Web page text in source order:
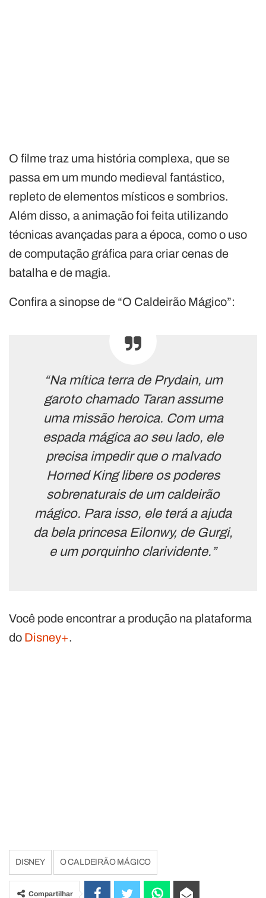
O filme traz uma história complexa, que se
passa em um mundo medieval fantástico,
repleto de elementos místicos e sombrios.
Além disso, a animação foi feita utilizando
técnicas avançadas para a época, como o uso
de computação gráfica para criar cenas de
batalha e de magia.
Confira a sinopse de “O Caldeirão Mágico”:
“Na mítica terra de Prydain, um
garoto chamado Taran assume
uma missão heroica. Com uma
espada mágica ao seu lado, ele
precisa impedir que o malvado
Horned King libere os poderes
sobrenaturais de um caldeirão
mágico. Para isso, ele terá a ajuda
da bela princesa Eilonwy, de Gurgi,
e um porquinho clarividente.”
Você pode encontrar a produção na plataforma
do Disney+.
DISNEY O CALDEIRÃO MÁGICO
Compartilhar